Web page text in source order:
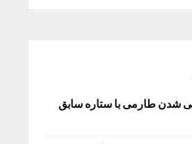
شدن طارمی با ستاره سابق